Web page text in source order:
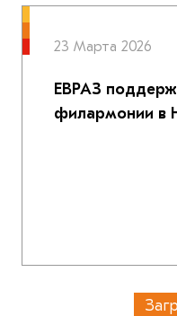
23 Марта 2026
ЕВРАЗ
филармонии в